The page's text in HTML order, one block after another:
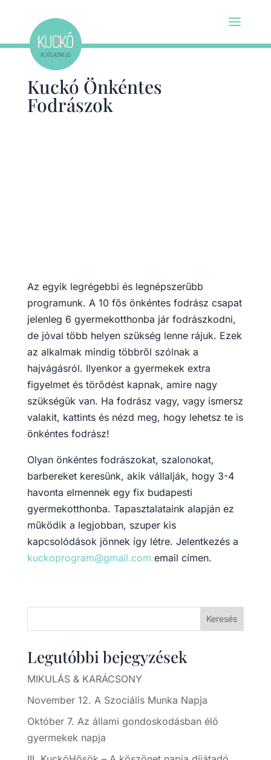
Kuckó Önkéntes
Fodrászok
Az egyik legrégebbi és legnépszerűbb
programunk. A 10 fős önkéntes fodrász csapat
jelenleg 6 gyermekotthonba jár fodrászkodni,
de jóval több helyen szükség lenne rájuk. Ezek
az alkalmak mindig többről szólnak a
hajvágásról. Ilyenkor a gyermekek extra
figyelmet és törődést kapnak, amire nagy
szükségük van. Ha fodrász vagy, vagy ismersz
valakit, kattints és nézd meg, hogy lehetsz te is
önkéntes fodrász!
Olyan önkéntes fodrászokat, szalonokat,
barbereket keresünk, akik vállalják, hogy 3-4
havonta elmennek egy fix budapesti
gyermekotthonba. Tapasztalataink alapján ez
működik a legjobban, szuper kis
kapcsolódások jönnek így létre. Jelentkezés a
kuckoprogram@gmail.com email címen.
Keresés
Legutóbbi bejegyzések
MIKULÁS & KARÁCSONY
November 12. A Szociális Munka Napja
Október 7. Az állami gondoskodásban élő
gyermekek napja